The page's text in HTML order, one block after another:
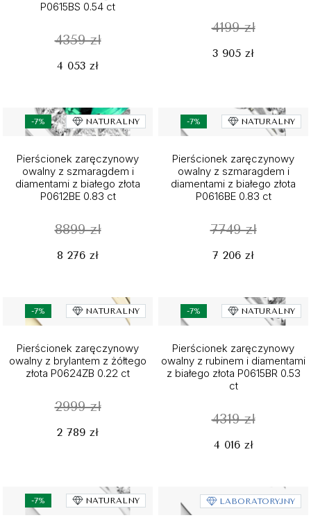
P0615BS 0.54 ct
4359 zł
4 053 zł
4199 zł
3 905 zł
-7% NATURALNY
Pierścionek zaręczynowy
owalny z szmaragdem i
diamentami z białego złota
P0612BE 0.83 ct
8899 zł
8 276 zł
-7% NATURALNY
Pierścionek zaręczynowy
owalny z szmaragdem i
diamentami z białego złota
P0616BE 0.83 ct
7749 zł
7 206 zł
-7% NATURALNY
Pierścionek zaręczynowy
owalny z brylantem z żółtego
złota P0624ZB 0.22 ct
2999 zł
2 789 zł
-7% NATURALNY
Pierścionek zaręczynowy
owalny z rubinem i diamentami
z białego złota P0615BR 0.53
ct
4319 zł
4 016 zł
-7% NATURALNY LABORATORYJNY